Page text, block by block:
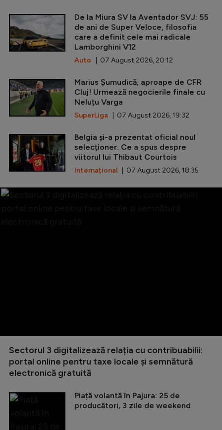
De la Miura SV la Aventador SVJ: 55
de ani de Super Veloce, filosofia
care a definit cele mai radicale
Lamborghini V12
Auto | 07 August 2026, 20:12
Marius Șumudică, aproape de CFR
Cluj! Urmează negocierile finale cu
Neluțu Varga
SuperLiga | 07 August 2026, 19:32
Belgia și-a prezentat oficial noul
selecționer. Ce a spus despre
viitorul lui Thibaut Courtois
Internațional | 07 August 2026, 18:35
Sectorul 3 digitalizează relația cu contribuabilii:
portal online pentru taxe locale și semnătură
electronică gratuită
Piață volantă în Pajura: 25 de
producători, 3 zile de weekend